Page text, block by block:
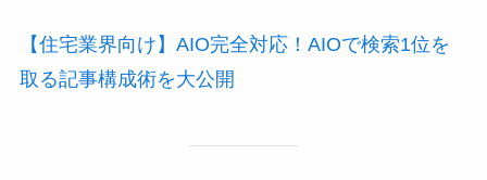
【住宅業界向け】AIO完全対応！AIOで検索1位を
取る記事構成術を大公開